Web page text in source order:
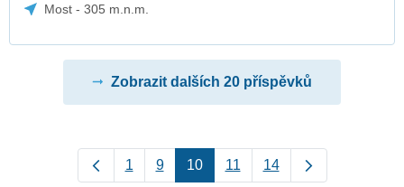
Most - 305 m.n.m.
Zobrazit dalších 20 příspěvků
1 9 10 11 14